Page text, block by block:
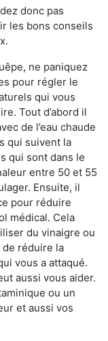
donc pas
les bons conseils
ne paniquez
pour régler le
qui vous
Tout d’abord il
de l’eau chaude
qui suivent la
qui sont dans le
entre 50 et 55
Ensuite, il
pour réduire
médical. Cela
du vinaigre ou
de réduire la
vous a attaqué.
aussi vous aider.
ou un
et aussi vos